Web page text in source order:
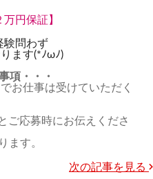
万円保証】
験問わず
ます(*ﾉωﾉ)
項・・・
お仕事は受けていただく
ご応募時にお伝えくださ
ます。
次の記事を見る